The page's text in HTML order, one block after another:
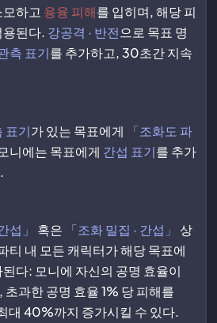
모하고 용융 피해를 입히며, 해당 피
용된다. 강공격 · 반전으로 목표 명
측 표기를 추가하고, 30초간 지속
표기가 있는 목표에게
「조화도 파
니에는 목표에게 간섭 표기를 추가
섭」 혹은 「조화 밀집 · 간섭」
상
티 내 모든 캐릭터가 해당 목표에
다: 모니에 자신의 공명 효율이
과한 공명 효율 1% 당 피해를
대 40%까지 증가시킬 수 있다.